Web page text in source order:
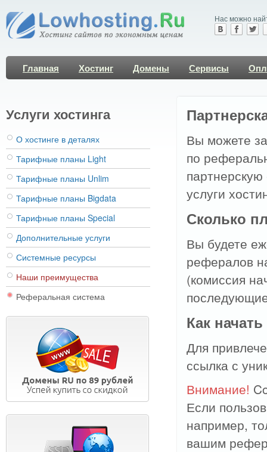
Нас можно
Главная Хостинг Домены Сервисы
Вы можете
по
услуги
Сколько
Вы будете
рефералов
(комиссия
Как
Для
ссылка с
Внимание!
Если
например,
вашим
Услуги хостинга
О хостинге в деталях
Тарифные планы Light
Тарифные планы Unlim
Тарифные планы Bigdata
Тарифные планы Special
Дополнительные услуги
Системные ресурсы
Наши преимущества
Реферальная система